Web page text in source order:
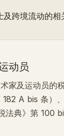
跨境流动的相
动员
家及运动员的
182 A bis 条）
法典》第 100